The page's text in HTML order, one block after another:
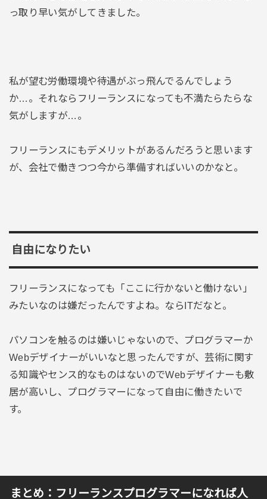
っ取り早い気がしてきました。
私が望む労働環境や待遇がぶっ飛んでるんでしょう
か…。それならフリーランスになっても不満たらたらな
気がしますが…。
フリーランスにもデメリットがあるんだろうと思います
が、会社で働きつつ今から準備すればいいのかなと。
自由になりたい
フリーランスになっても「ここに行かないと働けない」
みたいなのは嫌だったんですよね。ならITだなと。
パソコンを触るのは嫌いじゃないので、プログラマーか
Webデザイナーがいいなと思ったんですが、芸術に関す
る知識やセンス的なものはないのでWebデザイナーも敷
居が高いし、プログラマーになって自由に働きたいで
す。
まとめ：フリーランスプログラマーになれば人